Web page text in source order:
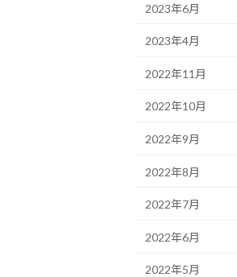
2023年6月
2023年4月
2022年11月
2022年10月
2022年9月
2022年8月
2022年7月
2022年6月
2022年5月